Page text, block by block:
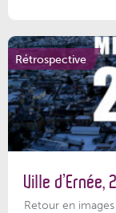
Rétrospective
Ville d’Ernée,
Retour en